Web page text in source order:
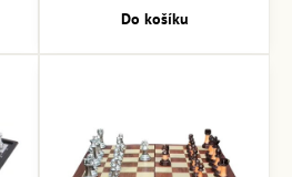
Do košíku